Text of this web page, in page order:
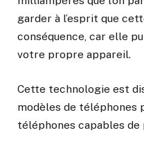
garder à l’esprit que
conséquence, car elle
votre propre appareil.
Cette technologie est
modèles de téléphones
téléphones capables